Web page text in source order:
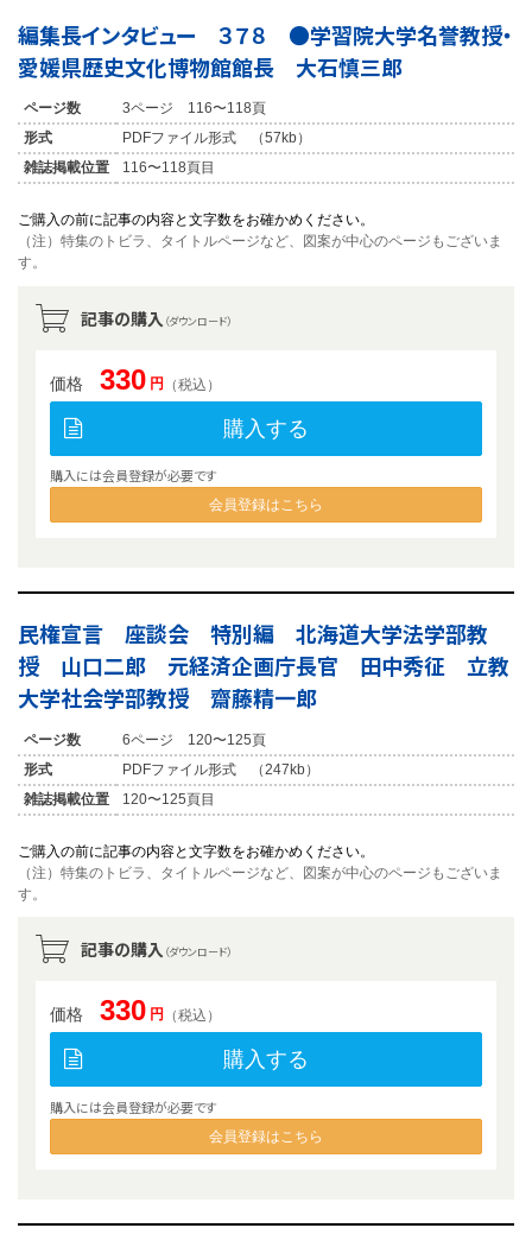
編集長インタビュー ３７８ ●学習院大学名誉教授・
愛媛県歴史文化博物館館長 大石慎三郎
ページ数
3ページ 116〜118頁
形式
PDFファイル形式 （57kb）
雑誌掲載位置
116〜118頁目
ご購入の前に記事の内容と文字数をお確かめください。
（注）特集のトビラ、タイトルページなど、図案が中心のページもございま
す。
記事の購入 （ダウンロード）
価格 330 円 （税込）
購入する
購入には会員登録が必要です
会員登録はこちら
民権宣言 座談会 特別編 北海道大学法学部教
授 山口二郎 元経済企画庁長官 田中秀征 立教
大学社会学部教授 齋藤精一郎
ページ数
6ページ 120〜125頁
形式
PDFファイル形式 （247kb）
雑誌掲載位置
120〜125頁目
ご購入の前に記事の内容と文字数をお確かめください。
（注）特集のトビラ、タイトルページなど、図案が中心のページもございま
す。
記事の購入 （ダウンロード）
価格 330 円 （税込）
購入する
購入には会員登録が必要です
会員登録はこちら